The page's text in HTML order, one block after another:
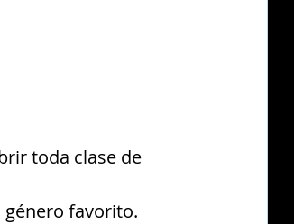
toda clase de
favorito.